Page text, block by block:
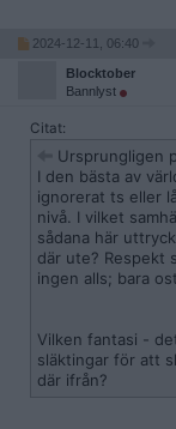
2024-12-11, 06:40
Blocktober
Bannlyst
Citat:
Ursprungligen
I den bästa av
ignorerat ts eller
nivå. I vilket
sådana här
där ute? Respekt
ingen alls; bara
Vilken fantasi -
släktingar för att
där ifrån?